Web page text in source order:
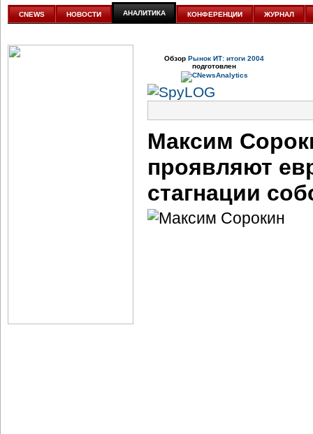
аналитике
CNEWS НОВОСТИ АНАЛИТИКА КОНФЕРЕНЦИИ ЖУРНАЛ
Обзор Рынок ИТ: итоги 2004
подготовлен
Максим
проявляют
стагнации